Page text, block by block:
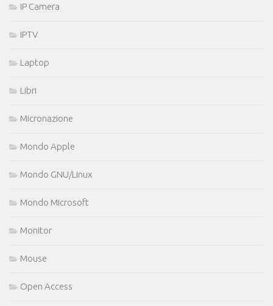
IP Camera
IPTV
Laptop
Libri
Micronazione
Mondo Apple
Mondo GNU/Linux
Mondo Microsoft
Monitor
Mouse
Open Access